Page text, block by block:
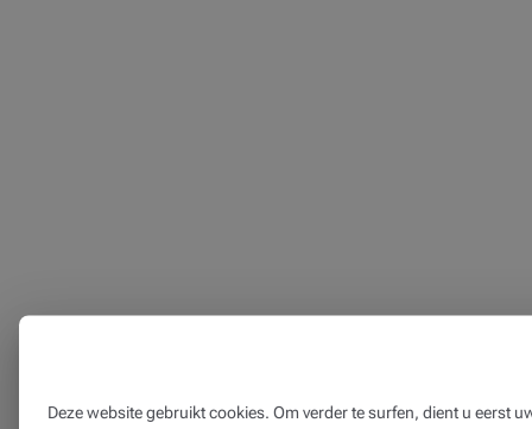
Deze website gebruikt cookies. Om verder te surfen, dient u eerst